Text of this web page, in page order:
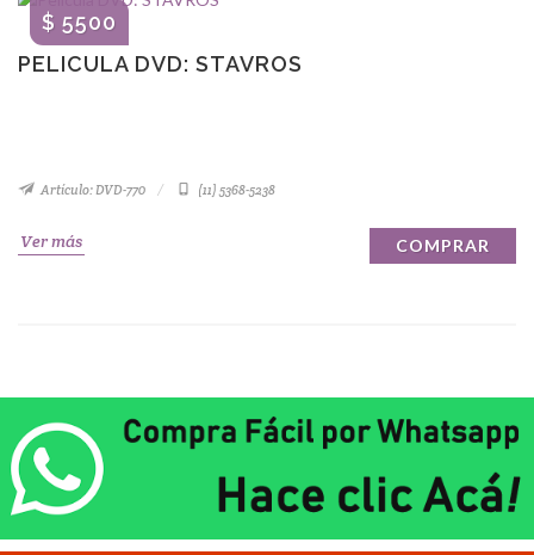
PELICULA DVD: STAVROS
$ 5500
Artículo: DVD-770 (11) 5368-5238
Ver más COMPRAR